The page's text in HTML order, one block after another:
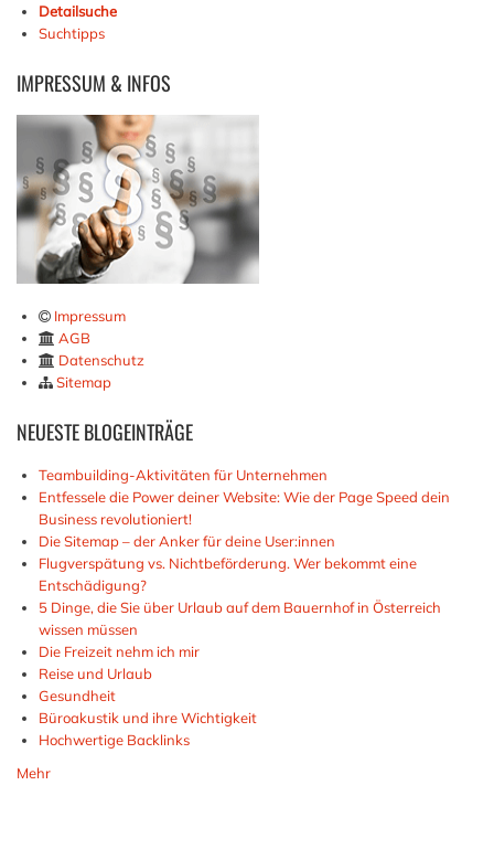
Detailsuche
Suchtipps
IMPRESSUM & INFOS
Impressum
AGB
Datenschutz
Sitemap
NEUESTEBLOGEINTRÄGE
Teambuilding-Aktivitäten für Unternehmen
Entfessele die Power deiner Website: Wie der Page Speed dein
Business revolutioniert!
Die Sitemap – der Anker für deine User:innen
Flugverspätung vs. Nichtbeförderung. Wer bekommt eine
Entschädigung?
5 Dinge, die Sie über Urlaub auf dem Bauernhof in Österreich
wissen müssen
Die Freizeit nehm ich mir
Reise und Urlaub
Gesundheit
Büroakustik und ihre Wichtigkeit
Hochwertige Backlinks
Mehr